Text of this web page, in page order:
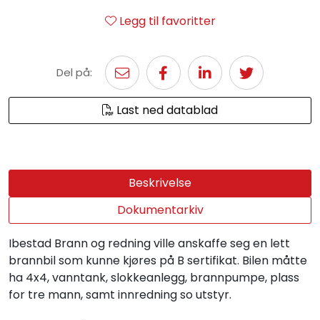
Legg til favoritter
Del på:
Last ned datablad
Beskrivelse
Dokumentarkiv
Ibestad Brann og redning ville anskaffe seg en lett
brannbil som kunne kjøres på B sertifikat. Bilen måtte
ha 4x4, vanntank, slokkeanlegg, brannpumpe, plass
for tre mann, samt innredning so utstyr.